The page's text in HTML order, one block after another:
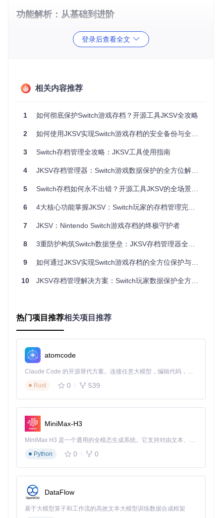
功能解析：从基础到进阶
存档备份与恢复：守护游戏进度
JKSV的核心功能是保护你的游戏存档安全，主要通过以下方
压缩节省存储空间
存档管理：查看所有备份历史，按时间排序，轻松找到需要
用户与游戏管理：多账户支持
JKSV支持多用户环境，方便家庭共享Switch主机的场景：
用户切换：快速在不同用户账户间切换，管理各自的游戏存
批量操作：支持为当前用户或所有用户批量导出存档，提高
收藏功能：将常用游戏添加到收藏夹，方便快速访问
SVI文件支持：通过SVI文件管理未安装游戏的存档信息
用工具
安装部署步骤
获取源码：克隆仓库
m/gh_mirrors/jk/JKSV
编译文件：按照项目说明编译生成NRO文件
部署应用
：将生成的NRO文件放入SD卡的
掌握这些基础操作，就能满足日常存档管理需求：
用户选择 ：启动后使用A键选择用户，进入游戏列表
成备份
恢复存档：在游戏备份列表中选择需要恢复的存档，按A键
确认
退出程序
典型应用场景：JKSV实战案例
登录后查看全文
相关内容推荐
1 如何彻底保护Switch游戏存档？开源工具JKSV全攻略
2 如何使用JKSV实现Switch游戏存档的安全备份与全面管理
3 Switch存档管理全攻略：JKSV工具使用指南
4 JKSV存档管理器：Switch游戏数据保护的全方位解决方案
5 Switch存档如何永不出错？开源工具JKSV的全场景保护方案
6 4大核心功能掌握JKSV：Switch玩家的存档管理完全指南
7 JKSV：Nintendo Switch游戏存档的终极守护者
8 3重防护构筑Switch数据堡垒：JKSV存档管理器全方位守护指南
9 如何通过JKSV实现Switch游戏存档的全方位保护与高效管理
10 JKSV存档管理解决方案：Switch玩家数据保护全方位指南
热门项目推荐相关项目推荐
atomcode
Claude Code 的开源替代方案。连接任意大模型，编辑代码，运行命令，自动验证 — 全自动执行。用 Rust 构建，极致性能。 ｜ An open-source alternative to Claude Code. Connect any LLM, edit code, run commands, and verify changes — autonomously. Built in Rust for speed. Get Started
Rust
0 539
MiniMax-H3
MiniMax H3 是一个通用的全模态生成系统。它支持对由文本、图像、视频和音频组成的多模态上下文进行统一理解，并能生成分辨率高达 2K、时长可达 15 秒的带原生立体声音频的视频。得益于面向任务泛化的系统设计，H3 在预训练阶段就已具备广泛的多模态上下文理解与生成能力，能够出色地执行复杂的多模态指令。
Python
0 0
DataFlow
基于大模型算子和工作流的高效文本大模型训练数据合成框架